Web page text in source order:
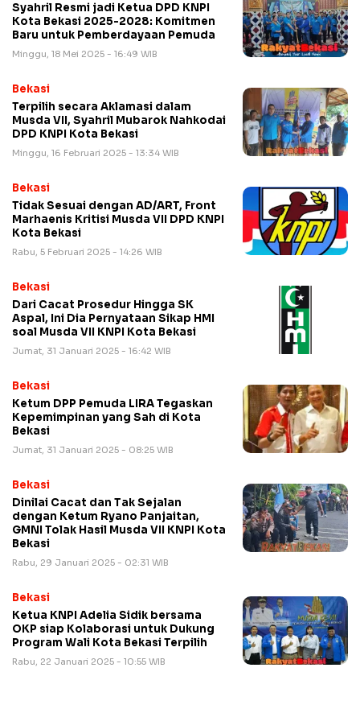
Syahril Resmi jadi Ketua DPD KNPI
Kota Bekasi 2025-2028: Komitmen
Baru untuk Pemberdayaan Pemuda
Minggu, 18 Mei 2025 - 16:49 WIB
Bekasi
Terpilih secara Aklamasi dalam
Musda VII, Syahril Mubarok Nahkodai
DPD KNPI Kota Bekasi
Minggu, 16 Februari 2025 - 13:34 WIB
Bekasi
Tidak Sesuai dengan AD/ART, Front
Marhaenis Kritisi Musda VII DPD KNPI
Kota Bekasi
Rabu, 5 Februari 2025 - 14:26 WIB
Bekasi
Dari Cacat Prosedur Hingga SK
Aspal, Ini Dia Pernyataan Sikap HMI
soal Musda VII KNPI Kota Bekasi
Jumat, 31 Januari 2025 - 16:42 WIB
Bekasi
Ketum DPP Pemuda LIRA Tegaskan
Kepemimpinan yang Sah di Kota
Bekasi
Jumat, 31 Januari 2025 - 08:25 WIB
Bekasi
Dinilai Cacat dan Tak Sejalan
dengan Ketum Ryano Panjaitan,
GMNI Tolak Hasil Musda VII KNPI Kota
Bekasi
Rabu, 29 Januari 2025 - 02:31 WIB
Bekasi
Ketua KNPI Adelia Sidik bersama
OKP siap Kolaborasi untuk Dukung
Program Wali Kota Bekasi Terpilih
Rabu, 22 Januari 2025 - 10:55 WIB